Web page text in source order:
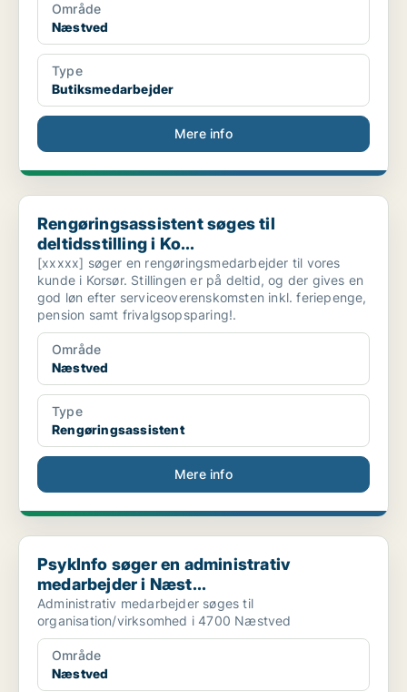
Område
Næstved
Type
Butiksmedarbejder
Mere info
Rengøringsassistent søges til deltidsstilling i Ko...
Rengøringsassistent søges til
deltidsstilling i Ko...
[xxxxx] søger en rengøringsmedarbejder til vores
kunde i Korsør. Stillingen er på deltid, og der gives en
god løn efter serviceoverenskomsten inkl. feriepenge,
pension samt frivalgsopsparing!.
Område
Næstved
Type
Rengøringsassistent
Mere info
PsykInfo søger en administrativ medarbejder i Næst...
PsykInfo søger en administrativ
medarbejder i Næst...
Administrativ medarbejder søges til
organisation/virksomhed i 4700 Næstved
Område
Næstved